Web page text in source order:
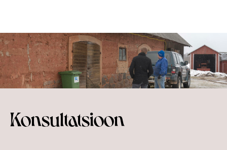
LOODUSLIK SISEVIIMISTLUS
SAVIHOONETE RENOVEERIMINE
KONSULTATSIOON
Konsultatsioon